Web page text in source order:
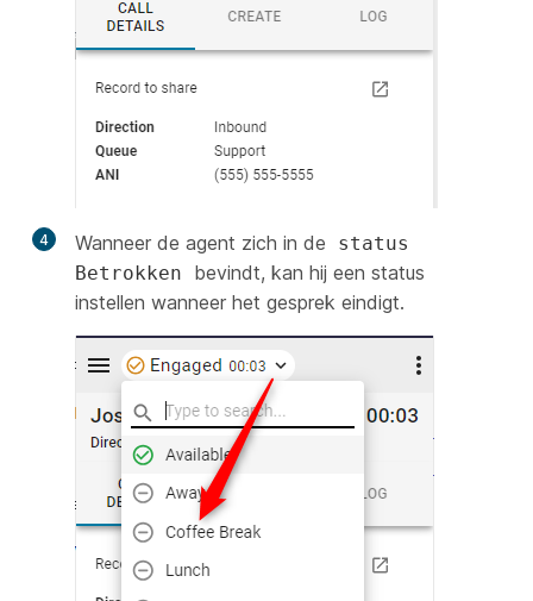
4 Wanneer de agent zich in de
status
Betrokken
bevindt, kan hij een status
instellen wanneer het gesprek eindigt.